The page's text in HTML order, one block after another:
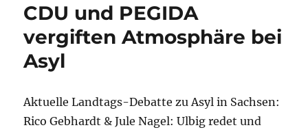
Und
CDU
CDU und PEGIDA
vergiften Atmosphäre bei
Asyl
Aktuelle Landtags-Debatte zu Asyl in Sachsen:
Rico Gebhardt & Jule Nagel: Ulbig redet und